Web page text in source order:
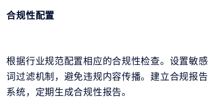
合规性配置
根据行业规范配置相应的合规性检查。设置敏感
词过滤机制，避免违规内容传播。建立合规报告
系统，定期生成合规性报告。